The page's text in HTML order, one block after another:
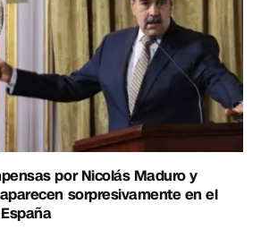
por Nicolás Maduro y
sorpresivamente en el